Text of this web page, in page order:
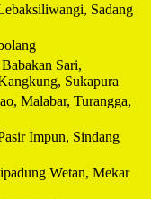
Sadang
Sari,
Sukapura
Malabar, Turangga,
Impun, Sindang
Wetan, Mekar